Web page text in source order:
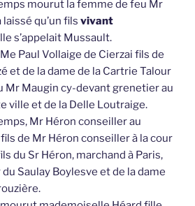
mourut la femme de feu Mr
laissé qu’un fils vivant
s’appelait Mussault.
Paul Vollaige de Cierzai fils de
et de la dame de la Cartrie Talour
Mr Maugin cy-devant grenetier au
ville et de la Delle Loutraige.
Mr Héron conseiller au
de Mr Héron conseiller à la cour
du Sr Héron, marchand à Paris,
Saulay Boylesve et de la dame